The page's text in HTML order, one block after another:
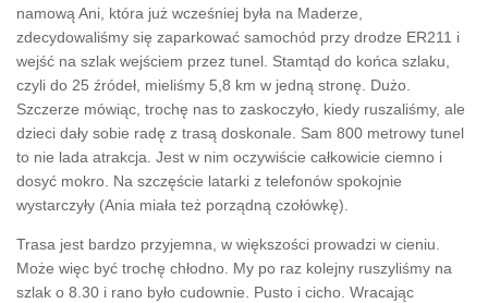
namową Ani, która już wcześniej była na Maderze,
zdecydowaliśmy się zaparkować samochód przy drodze ER211 i
wejść na szlak wejściem przez tunel. Stamtąd do końca szlaku,
czyli do 25 źródeł, mieliśmy 5,8 km w jedną stronę. Dużo.
Szczerze mówiąc, trochę nas to zaskoczyło, kiedy ruszaliśmy, ale
dzieci dały sobie radę z trasą doskonale. Sam 800 metrowy tunel
to nie lada atrakcja. Jest w nim oczywiście całkowicie ciemno i
dosyć mokro. Na szczęście latarki z telefonów spokojnie
wystarczyły (Ania miała też porządną czołówkę).
Trasa jest bardzo przyjemna, w większości prowadzi w cieniu.
Może więc być trochę chłodno. My po raz kolejny ruszyliśmy na
szlak o 8.30 i rano było cudownie. Pusto i cicho. Wracając